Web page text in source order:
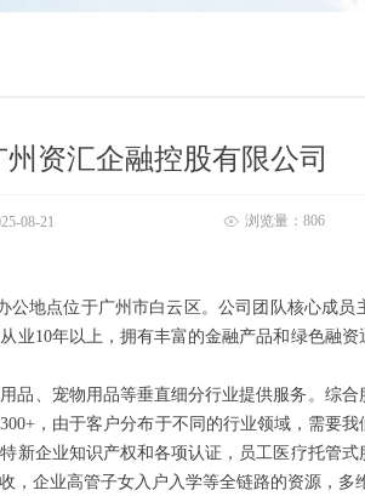
州资汇企融控股有限公司
公地点位于广州市白云区。公司团队核心成
业10年以上，拥有丰富的金融产品和绿色融
品、宠物用品等垂直细分行业提供服务。综
，由于客户分布于不同的行业领域，需要
新企业知识产权和各项认证，员工医疗托管式
企业高管子女入户入学等全链路的资源，多
08-21 ꁖ 浏览量： 806